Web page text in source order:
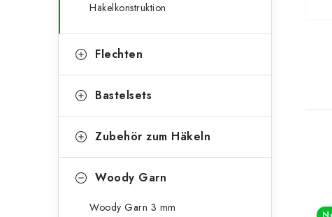
s
e
Häkelkonstruktion
Flechten
Bastelsets
Zubehör zum Häkeln
Woody Garn
Woody Garn 3 mm